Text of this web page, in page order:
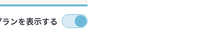
ランを表示する